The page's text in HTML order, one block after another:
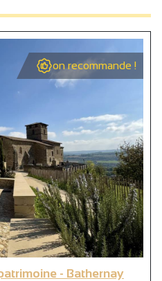
on recommande !
- Bathernay